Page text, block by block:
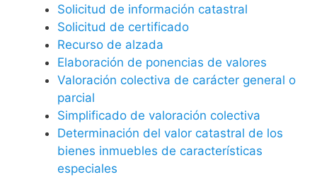
Solicitud de información catastral
Solicitud de certificado
Recurso de alzada
Elaboración de ponencias de valores
Valoración colectiva de carácter general o
parcial
Simplificado de valoración colectiva
Determinación del valor catastral de los
bienes inmuebles de características
especiales